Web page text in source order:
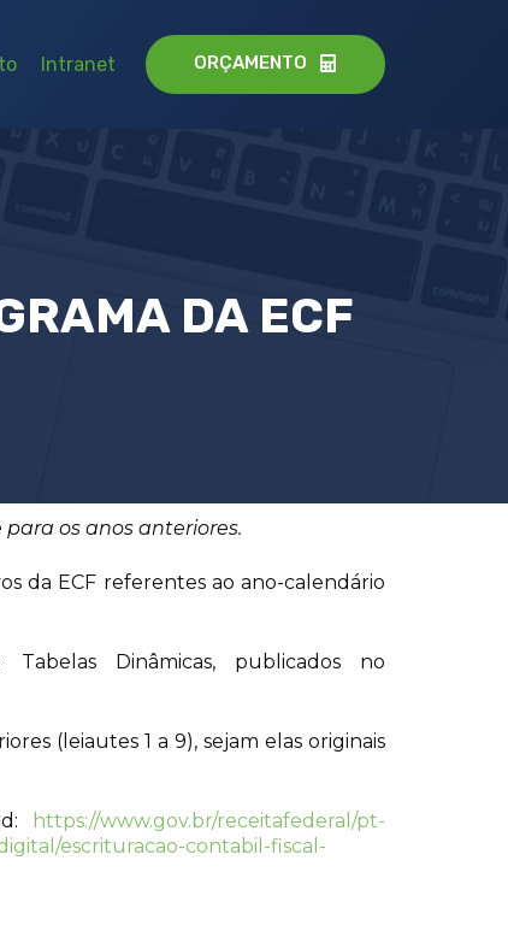
Intranet ORÇAMENTO
DA ECF
para os anos anteriores.
da ECF referentes ao ano-calendário
Dinâmicas, publicados no
(leiautes 1 a 9), sejam elas originais
https://www.gov.br/receitafederal/pt-
escrituracao-contabil-fiscal-